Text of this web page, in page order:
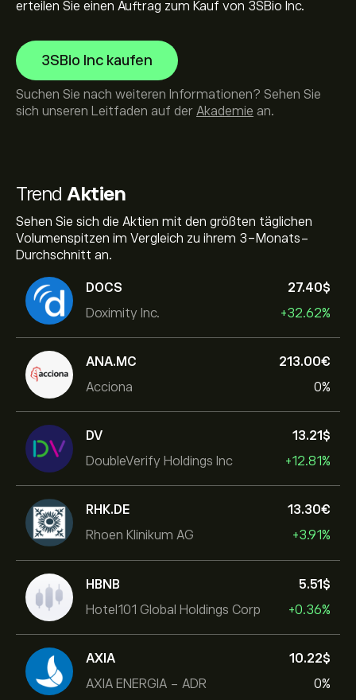
Trend Aktien
Sehen Sie sich die Aktien mit den größten täglichen
Volumenspitzen im Vergleich zu ihrem 3-Monats-
Durchschnitt an.
DOCS
Doximity Inc.
27.40‎$‎
+32.62%
ANA.MC
Acciona
213.00‎€‎
0%
DV
DoubleVerify Holdings Inc
13.21‎$‎
+12.81%
RHK.DE
Rhoen Klinikum AG
13.30‎€‎
+3.91%
HBNB
Hotel101 Global Holdings Corp
5.51‎$‎
+0.36%
AXIA
AXIA ENERGIA - ADR
10.22‎$‎
0%
erteilen Sie einen Auftrag zum Kauf von 3SBio Inc.
3SBio Inc kaufen
Suchen Sie nach weiteren Informationen? Sehen Sie
sich unseren Leitfaden auf der Akademie an.